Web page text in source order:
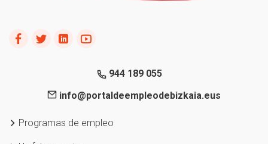
944 189 055
info@portaldeempleodebizkaia.eus
Programas de empleo